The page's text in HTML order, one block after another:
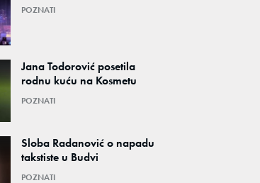
POZNATI
Jana Todorović posetila
rodnu kuću na Kosmetu
POZNATI
Sloba Radanović o napadu
takstiste u Budvi
POZNATI